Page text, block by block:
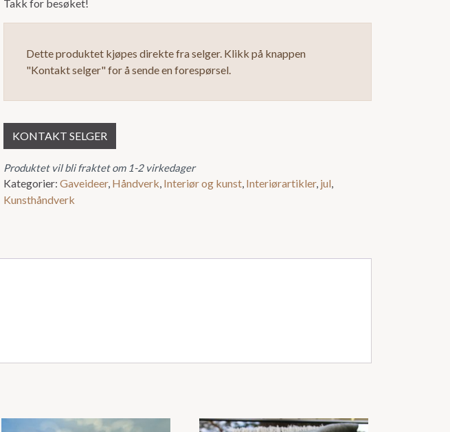
Takk for besøket!
Dette produktet kjøpes direkte fra selger. Klikk på knappen
"Kontakt selger" for å sende en forespørsel.
KONTAKT SELGER
Produktet vil bli fraktet om 1-2 virkedager
Kategorier:Gaveideer, Håndverk, Interiør og kunst, Interiørartikler, jul,
Kunsthåndverk